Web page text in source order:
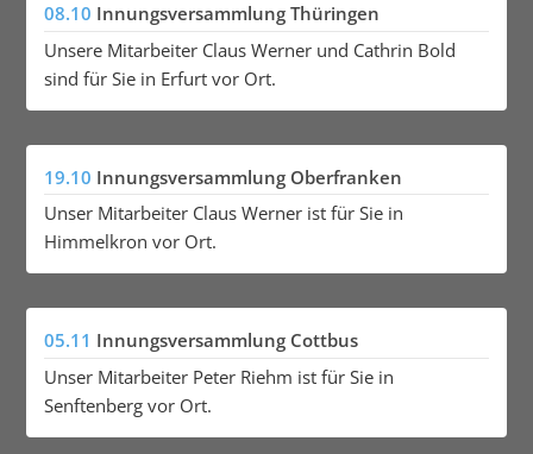
08.10 Innungsversammlung Thüringen
Unsere Mitarbeiter Claus Werner und Cathrin Bold
sind für Sie in Erfurt vor Ort.
19.10 Innungsversammlung Oberfranken
Unser Mitarbeiter Claus Werner ist für Sie in
Himmelkron vor Ort.
05.11 Innungsversammlung Cottbus
Unser Mitarbeiter Peter Riehm ist für Sie in
Senftenberg vor Ort.